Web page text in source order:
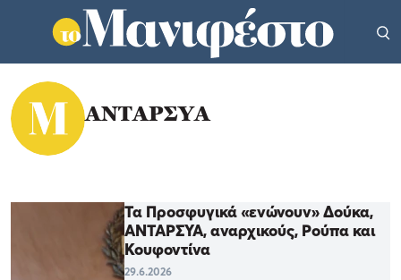
ΑΝΤΑΡΣΥΑ
Τα Προσφυγικά «ενώνουν» Δούκα,
ΑΝΤΑΡΣΥΑ, αναρχικούς, Ρούπα και
Κουφοντίνα
29.6.2026